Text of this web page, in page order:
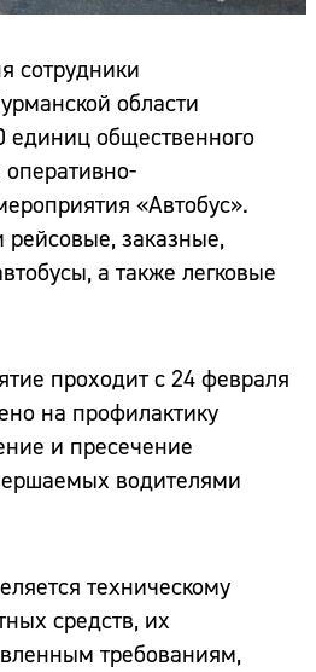
сотрудники
области
единиц общественного
оперативно-
«Автобус».
заказные,
а также легковые
проходит с 24 февраля
на профилактику
и пресечение
водителями
техническому
средств, их
требованиям,